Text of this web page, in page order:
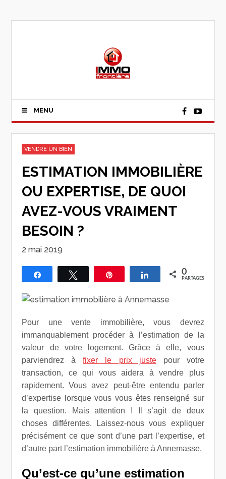
MENU
VENDRE UN BIEN
ESTIMATION IMMOBILIÈRE
OU EXPERTISE, DE QUOI
AVEZ-VOUS VRAIMENT
BESOIN ?
2 mai 2019
Partagez Tweetez Épingle Partagez0
PARTAGES
Pour une vente immobilière, vous devrez
immanquablement procéder à l’estimation de la
valeur de votre logement. Grâce à elle, vous
parviendrez àfixer le prix justepour votre
transaction, ce qui vous aidera à vendre plus
rapidement. Vous avez peut-être entendu parler
d’expertise lorsque vous vous êtes renseigné sur
la question. Mais attention ! Il s’agit de deux
choses différentes. Laissez-nous vous expliquer
précisément ce que sont d’une part l’expertise, et
d’autre part l’estimation immobilière à Annemasse.
Qu’est-ce qu’une estimation